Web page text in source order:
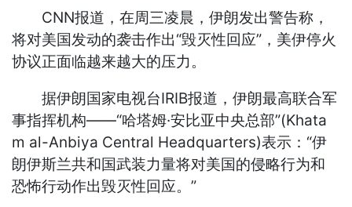
CNN报道，在周三凌晨，伊朗发出警告称，
将对美国发动的袭击作出“毁灭性回应”，美伊停火
协议正面临越来越大的压力。
据伊朗国家电视台IRIB报道，伊朗最高联合军
事指挥机构——“哈塔姆·安比亚中央总部”(Khata
m al-Anbiya Central Headquarters)表示：“伊
朗伊斯兰共和国武装力量将对美国的侵略行为和
恐怖行动作出毁灭性回应。”